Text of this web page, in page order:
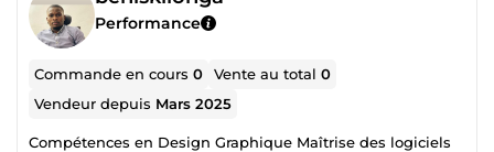
Performance
Commande en cours0 Vente au total0
Vendeur depuis Mars 2025
Compétences en Design Graphique Maîtrise des logiciels